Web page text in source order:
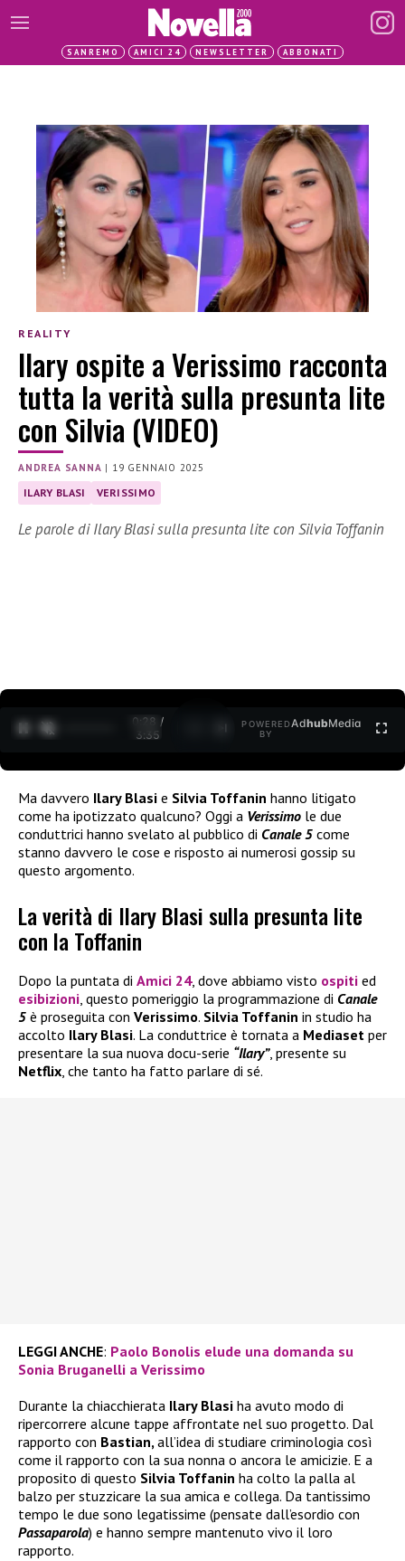
SANREMO AMICI 24 NEWSLETTER ABBONATI
REALITY
Ilary ospite a Verissimo racconta
tutta la verità sulla presunta lite
con Silvia (VIDEO)
ANDREA SANNA | 19 GENNAIO 2025
ILARY BLASI VERISSIMO
Le parole di Ilary Blasi sulla presunta lite con Silvia Toffanin
0:30 /
3:35
POWERED
BY
AdhubMedia
Ma davvero Ilary Blasi e Silvia Toffanin hanno litigato
come ha ipotizzato qualcuno? Oggi a Verissimo le due
conduttrici hanno svelato al pubblico di Canale 5 come
stanno davvero le cose e risposto ai numerosi gossip su
questo argomento.
La verità di Ilary Blasi sulla presunta lite
con la Toffanin
Dopo la puntata di Amici 24, dove abbiamo visto ospiti ed
esibizioni, questo pomeriggio la programmazione di Canale
5 è proseguita con Verissimo. Silvia Toffanin in studio ha
accolto Ilary Blasi. La conduttrice è tornata a Mediaset per
presentare la sua nuova docu-serie “Ilary”, presente su
Netflix, che tanto ha fatto parlare di sé.
LEGGI ANCHE: Paolo Bonolis elude una domanda su
Sonia Bruganelli a Verissimo
Durante la chiacchierata Ilary Blasi ha avuto modo di
ripercorrere alcune tappe affrontate nel suo progetto. Dal
rapporto con Bastian,all’idea di studiare criminologia così
come il rapporto con la sua nonna o ancora le amicizie. E a
proposito di questo Silvia Toffanin ha colto la palla al
balzo per stuzzicare la sua amica e collega. Da tantissimo
tempo le due sono legatissime (pensate dall’esordio con
Passaparola) e hanno sempre mantenuto vivo il loro
rapporto.